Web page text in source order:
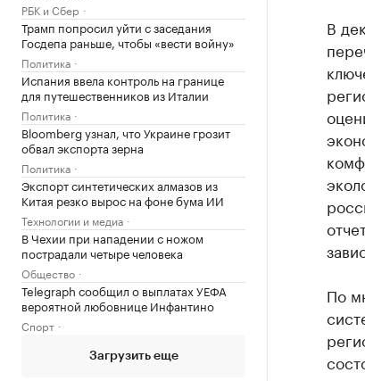
РБК и Сбер
Трамп попросил уйти с заседания
Госдепа раньше, чтобы «вести войну»
Политика
Испания ввела контроль на границе
для путешественников из Италии
Политика
Bloomberg узнал, что Украине грозит
обвал экспорта зерна
Политика
Экспорт синтетических алмазов из
Китая резко вырос на фоне бума ИИ
Технологии и медиа
В Чехии при нападении с ножом
пострадали четыре человека
Общество
Telegraph сообщил о выплатах УЕФА
вероятной любовнице Инфантино
Спорт
Загрузить еще
В
По